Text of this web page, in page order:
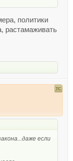
политики
растамаживать
если